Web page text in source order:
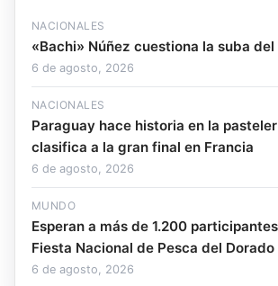
NACIONALES
«Bachi» Núñez cuestiona la suba
6 de agosto, 2026
NACIONALES
Paraguay hace historia en la
clasifica a la gran final en Francia
6 de agosto, 2026
MUNDO
Esperan a más de 1.200 participantes
Fiesta Nacional de Pesca del Dorado
6 de agosto, 2026